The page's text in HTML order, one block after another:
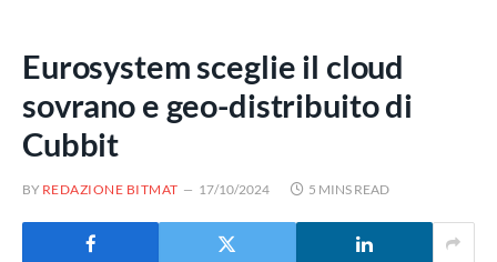
Eurosystem sceglie il cloud
sovrano e geo-distribuito di
Cubbit
BY REDAZIONE BITMAT 17/10/2024 5 MINS READ